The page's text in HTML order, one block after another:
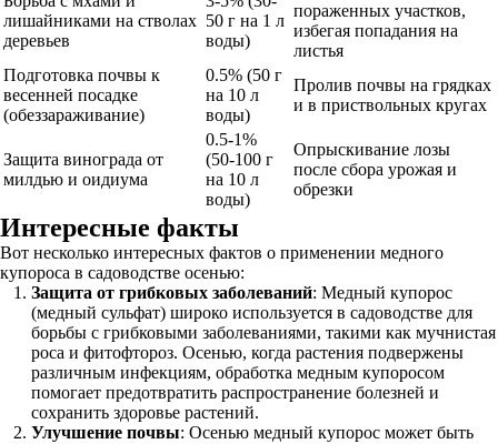
лишайниками на стволах
деревьев
50 г на 1 л
воды)
пораженных участков,
избегая попадания на
листья
Подготовка почвы к
весенней посадке
(обеззараживание)
0.5% (50 г
на 10 л
воды)
Пролив почвы на грядках
и в приствольных кругах
Защита винограда от
милдью и оидиума
0.5-1%
(50-100 г
на 10 л
воды)
Опрыскивание лозы
после сбора урожая и
обрезки
Интересные факты
Вот несколько интересных фактов о применении медного
купороса в садоводстве осенью:
Защита от грибковых заболеваний: Медный купорос
(медный сульфат) широко используется в садоводстве для
борьбы с грибковыми заболеваниями, такими как мучнистая
роса и фитофтороз. Осенью, когда растения подвержены
различным инфекциям, обработка медным купоросом
помогает предотвратить распространение болезней и
сохранить здоровье растений.
Улучшение почвы: Осенью медный купорос может быть